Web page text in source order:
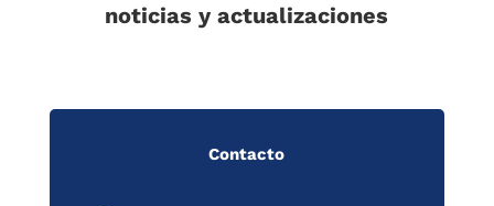
noticias y actualizaciones
Contacto